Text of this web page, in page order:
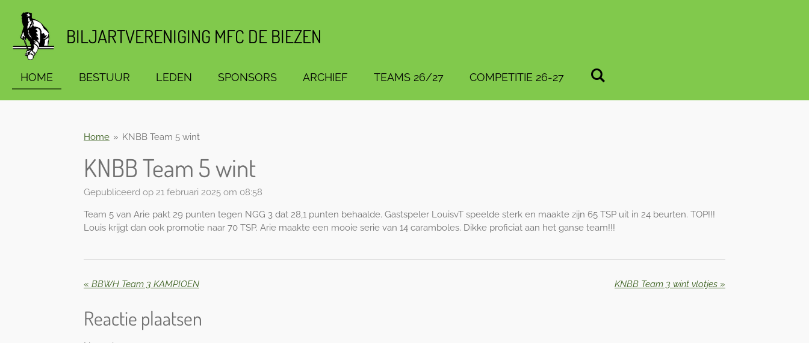
direct
naar
de
BILJARTVERENIGING MFC DE BIEZEN
HOME BESTUUR LEDEN SPONSORS ARCHIEF TEAMS 26/27 COMPETITIE 26-27
Home » KNBB Team 5 wint
KNBB Team 5 wint
Gepubliceerd op 21 februari 2025 om 08:58
Team 5 van Arie pakt 29 punten tegen NGG 3 dat 28,1 punten behaalde. Gastspeler LouisvT speelde sterk en maakte zijn 65 TSP uit in 24 beurten. TOP!!!
Louis krijgt dan ook promotie naar 70 TSP. Arie maakte een mooie serie van 14 caramboles. Dikke proficiat aan het ganse team!!!
« BBWH Team 3 KAMPIOEN KNBB Team 3 wint vlotjes »
Reactie plaatsen